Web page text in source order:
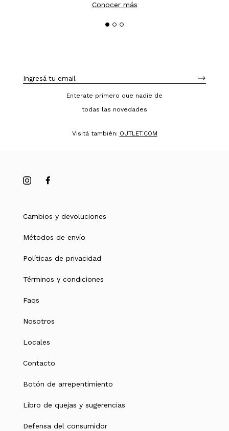
Conocer más
Enterate primero que nadie de
todas las novedades
Visitá también: OUTLET.COM
Cambios y devoluciones
Métodos de envío
Políticas de privacidad
Términos y condiciones
Faqs
Nosotros
Locales
Contacto
Botón de arrepentimiento
Libro de quejas y sugerencias
Defensa del consumidor